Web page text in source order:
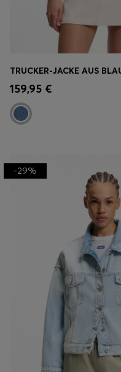
Schnelleinkauf
Größe)
TRUCKER-JACKE AUS
159,95 €
-29%